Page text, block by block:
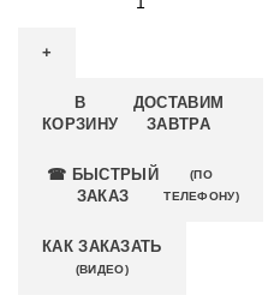
В
КОРЗИНУ
ДОСТАВИМ
ЗАВТРА
☎ БЫСТРЫЙ
ЗАКАЗ
(ПО
ТЕЛЕФОНУ)
КАК ЗАКАЗАТЬ
(ВИДЕО)